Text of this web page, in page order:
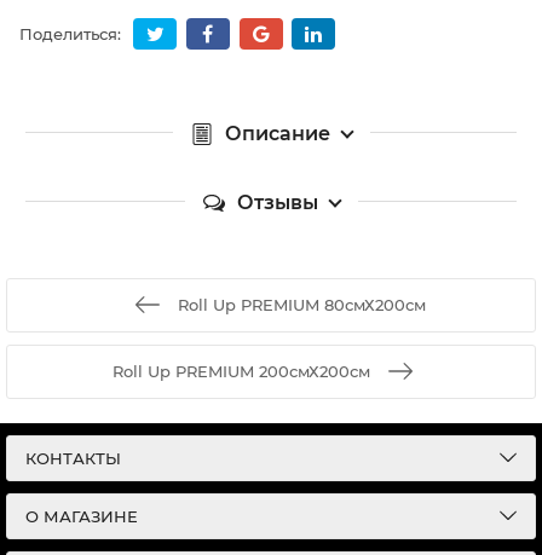
Поделиться:
Описание
Отзывы
Roll Up PREMIUM 80смХ200см
Roll Up PREMIUM 200смХ200см
КОНТАКТЫ
О МАГАЗИНЕ